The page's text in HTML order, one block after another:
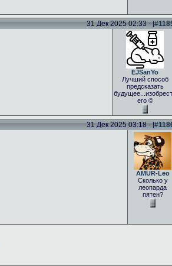
31 Дек 2025 02:33 - [
EJSanYo
Лучший способ
предсказать
его ©
31 Дек 2025 03:18 - [
AMUR-Leo
Сколько у
леопарда
пятен?